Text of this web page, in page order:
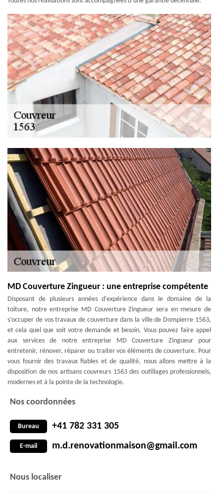
MD Couverture Zingueur : une entreprise compétente
Disposant de plusieurs années d’expérience dans le domaine de la
toiture, notre entreprise MD Couverture Zingueur sera en mesure de
s’occuper de vos travaux de couverture dans la ville de Dompierre 1563,
et cela quel que soit votre demande et besoin. Vous pouvez faire appel
aux services de notre entreprise MD Couverture Zingueur pour
entretenir, rénover, réparer ou traiter vos éléments de couverture. Pour
vous fournir des travaux fiables et de qualité, nous allons mettre à la
disposition de nos artisans couvreurs 1563 des outillages professionnels,
modernes et à la pointe de la technologie.
Nos coordonnées
Bureau +41 782 331 305
E-mail m.d.renovationmaison@gmail.com
Nous localiser